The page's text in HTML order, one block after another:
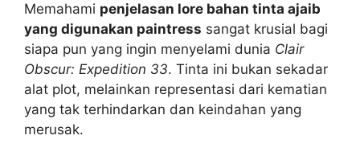
Memahami penjelasan lore bahan tinta ajaib
yang digunakan paintress sangat krusial bagi
siapa pun yang ingin menyelami dunia Clair
Obscur: Expedition 33. Tinta ini bukan sekadar
alat plot, melainkan representasi dari kematian
yang tak terhindarkan dan keindahan yang
merusak.